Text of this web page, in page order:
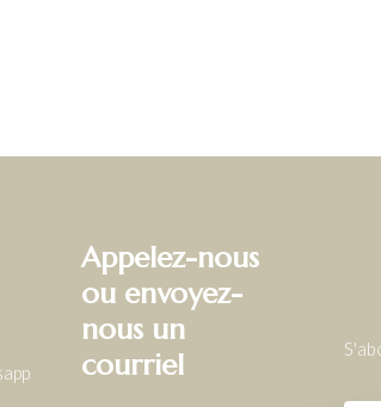
Appelez-nous
ou envoyez-
nous un
courriel